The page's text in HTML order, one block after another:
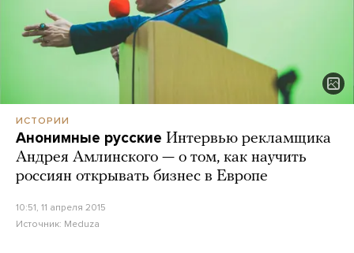
ИСТОРИИ
Анонимные русские Интервью рекламщика
Андрея Амлинского — о том, как научить
россиян открывать бизнес в Европе
10:51, 11 апреля 2015
Источник: Meduza